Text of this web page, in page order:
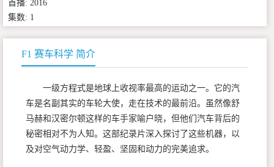
首播: 2016
集数: 1
F1 赛车科学 简介
一级方程式是地球上收视率最高的运动之一。它的汽
车是名副其实的车轮大使，走在技术的最前沿。虽然像舒
马赫和汉密尔顿这样的车手家喻户晓，但他们汽车背后的
秘密相对不为人知。这部纪录片深入探讨了这些机器，以
及对空气动力学、轻盈、坚固和动力的完美追求。